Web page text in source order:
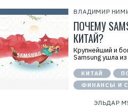
ВЛАДИМИР
ПОЧЕМУ
КИТАЙ?
Крупнейший и
Samsung ушла
КИТАЙ
ФИНАНСЫ И
ЭЛЬДАР